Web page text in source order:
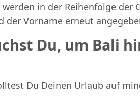
in der Reihenfolge der
der Vorname erneut
Du, um Bali
Du Deinen Urlaub auf